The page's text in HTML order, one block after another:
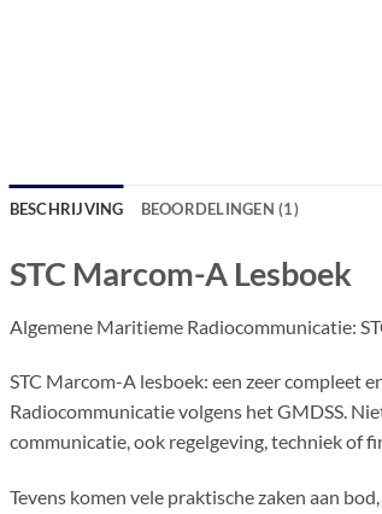
BESCHRIJVING BEOORDELINGEN (1)
STC Marcom-A Lesboek
Algemene Maritieme Radiocommunicatie:
STC Marcom-A lesboek: een zeer compleet
Radiocommunicatie volgens het GMDSS.
communicatie, ook regelgeving, techniek of
Tevens komen vele praktische zaken aan